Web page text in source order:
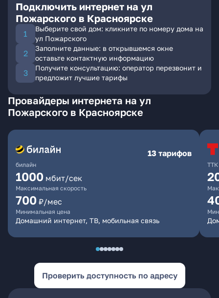
Подключить интернет на ул
Пожарского в Красноярске
Выберите свой дом: кликните по номеру дома на
ул Пожарского
Заполните данные: в открывшемся окне
оставьте контактную информацию
Получите консультацию: оператор перезвонит и
предложит лучшие тарифы
Провайдеры интернета на ул
Пожарского в Красноярске
билайн
13 тарифов
1000 мбит/сек
Максимальная скорость
700 ₽/мес
Минимальная цена
Домашний интернет, ТВ, мобильная связь
ТТК
Проверить доступность по адресу